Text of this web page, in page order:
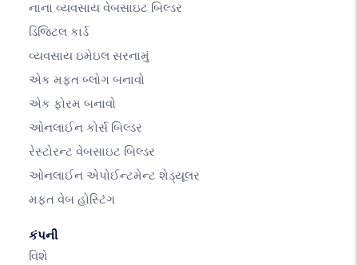
નાના વ્યવસાય વેબસાઇટ બિલ્ડર
ડિજિટલ કાર્ડ
વ્યવસાય ઇમેઇલ સરનામું
એક મફત બ્લોગ બનાવો
એક ફોરમ બનાવો
ઓનલાઈન કોર્સ બિલ્ડર
રેસ્ટોરન્ટ વેબસાઇટ બિલ્ડર
ઓનલાઈન એપોઈન્ટમેન્ટ શેડ્યૂલર
મફત વેબ હોસ્ટિંગ
કંપની
વિશે